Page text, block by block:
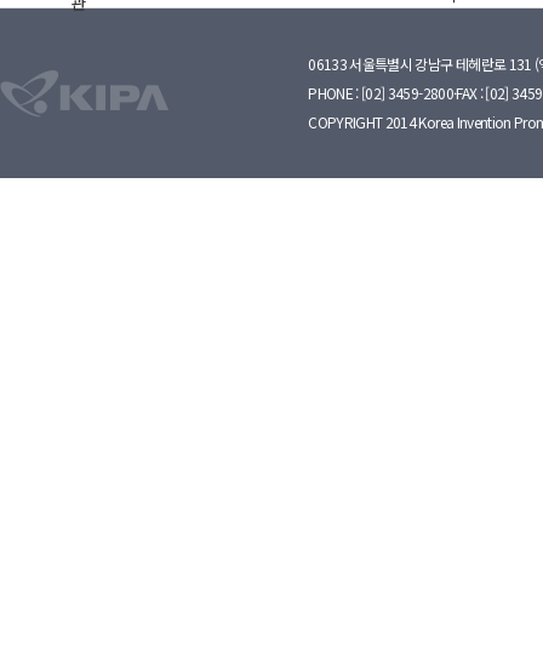
06133 서울특별시 강남구 테헤란로 131 (
PHONE : [02] 3459-2800·FAX : [02]
COPYRIGHT 2014 Korea Invention